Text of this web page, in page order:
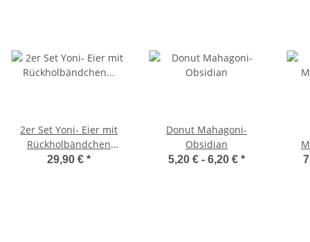
2er Set Yoni- Eier mit
Rückholbändchen
Mahagoniobsidian
29,90 € *
Donut Mahagoni-
Obsidian
5,20 € - 6,20 € *